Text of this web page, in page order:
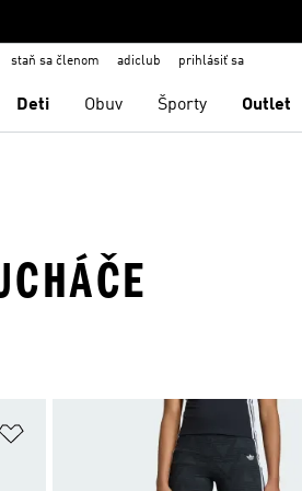
staň sa členom adiclub prihlásiť sa
Deti Obuv Športy Outlet
Pridať do zoznamu želaných položiek